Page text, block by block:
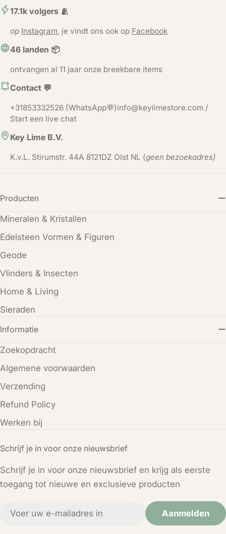
17.1k volgers 🫂
op Instagram, je vindt ons ook op Facebook
46 landen 📦
ontvangen al 11 jaar onze breekbare items
Contact 💬
+31853332526 (WhatsApp💬)info@keylimestore.com /
Start een live chat
Key Lime B.V.
K.v.L. Stirumstr. 44A 8121DZ Olst NL (geen bezoekadres)
Schrijf je in voor onze nieuwsbrief
Schrijf je in voor onze nieuwsbrief en krijg als eerste
toegang tot nieuwe en exclusieve producten
Aanmelden
Producten
Mineralen & Kristallen
Edelsteen Vormen & Figuren
Geode
Vlinders & Insecten
Home & Living
Sieraden
Informatie
Zoekopdracht
Algemene voorwaarden
Verzending
Refund Policy
Werken bij